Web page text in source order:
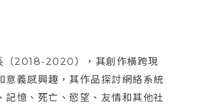
（2018-2020），其創作橫跨現
義感興趣，其作品探討網絡系統
憶、死亡、慾望、友情和其他社